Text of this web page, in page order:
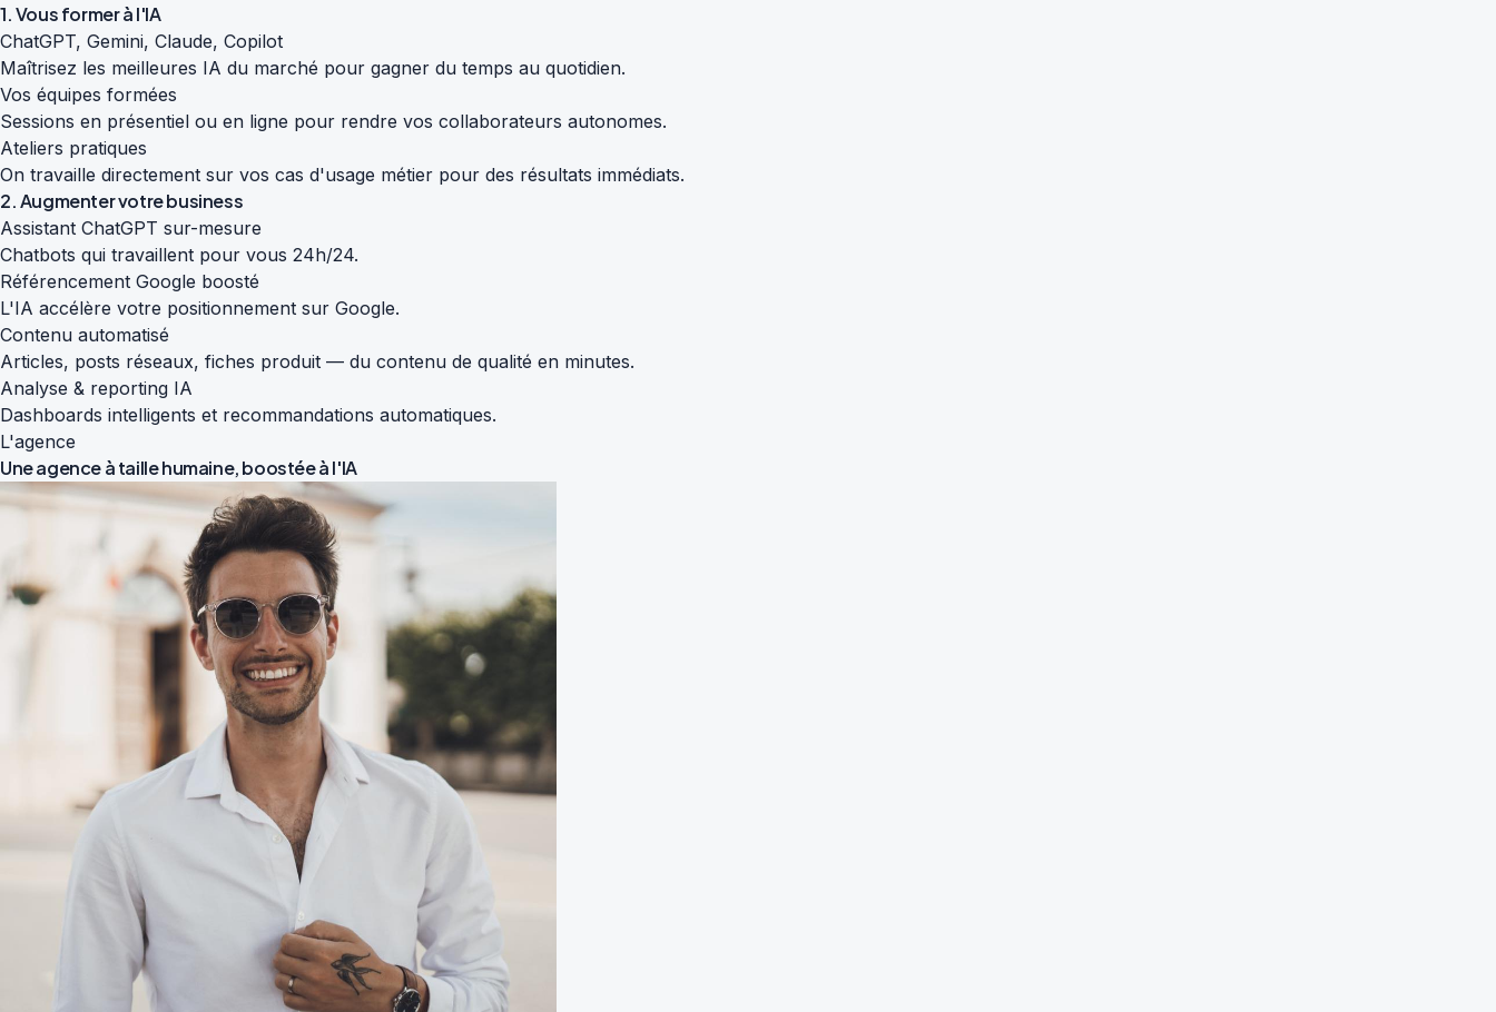
1. Vous former à l'IA
ChatGPT, Gemini, Claude, Copilot
Maîtrisez les meilleures IA du marché pour gagner du temps au quotidien.
Vos équipes formées
Sessions en présentiel ou en ligne pour rendre vos collaborateurs autonomes.
Ateliers pratiques
On travaille directement sur vos cas d'usage métier pour des résultats immédiats.
2. Augmenter votre business
Assistant ChatGPT sur-mesure
Chatbots qui travaillent pour vous 24h/24.
Référencement Google boosté
L'IA accélère votre positionnement sur Google.
Contenu automatisé
Articles, posts réseaux, fiches produit — du contenu de qualité en minutes.
Analyse & reporting IA
Dashboards intelligents et recommandations automatiques.
L'agence
Une agence à taille humaine,boostée à l'IA